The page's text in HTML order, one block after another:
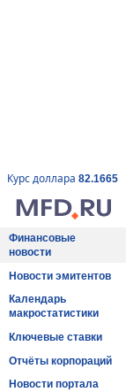
Курс доллара 82.1665
Финансовые
новости
Новости эмитентов
Календарь
макростатистики
Ключевые ставки
Отчёты корпораций
Новости портала